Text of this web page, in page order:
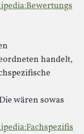
handelt,
wären sowas